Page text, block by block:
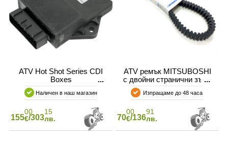
ATV Hot Shot Series CDI
Boxes
Наличен в наш магазин
155
00
€/303
15
лв.
ATV ремък MITSUBOSHI
с двойни странични зъби
Изпращаме до 48 часа
70
00
€/136
91
лв.